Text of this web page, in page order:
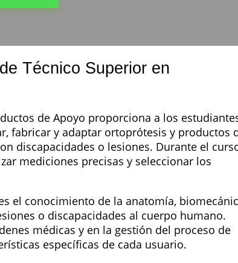
Técnico Superior en
de Apoyo proporciona a los
fabricar y adaptar ortoprótesis y productos
discapacidades o lesiones. Durante el
mediciones precisas y seleccionar los
el conocimiento de la anatomía,
o discapacidades al cuerpo humano.
médicas y en la gestión del proceso de
específicas de cada usuario.